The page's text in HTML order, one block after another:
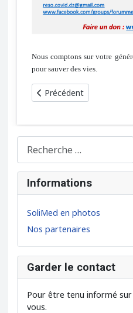
Nous comptons sur votre
pour sauver des vies.
Article précédent :
Précédent
Informations
SoliMed en photos
Nos partenaires
Garder le contact
Pour être tenu informé
vous.